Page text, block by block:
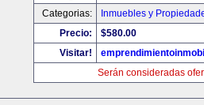
Categorias:
Inmuebles y
Precio:
$580.00
Visitar!
Serán consideradas